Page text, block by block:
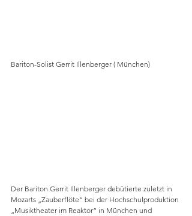
Bariton-Solist Gerrit Illenberger ( München)
Der Bariton Gerrit Illenberger debütierte zuletzt in
Mozarts „Zauberflöte“ bei der Hochschulproduktion
„Musiktheater im Reaktor“ in München und